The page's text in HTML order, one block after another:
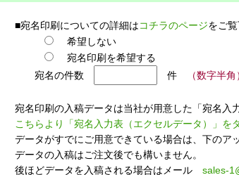
■宛名印刷についての詳細はコチラのページをご覧
希望しない
宛名印刷を希望する
宛名の件数
件 （数字半角
宛名印刷の入稿データは当社が用意した「宛名入力
こちらより「宛名入力表（エクセルデータ）」を
データがすでにご用意できている場合は、下のアッ
データの入稿はご注文後でも構いません。
後ほどデータを入稿される場合はメール sales-